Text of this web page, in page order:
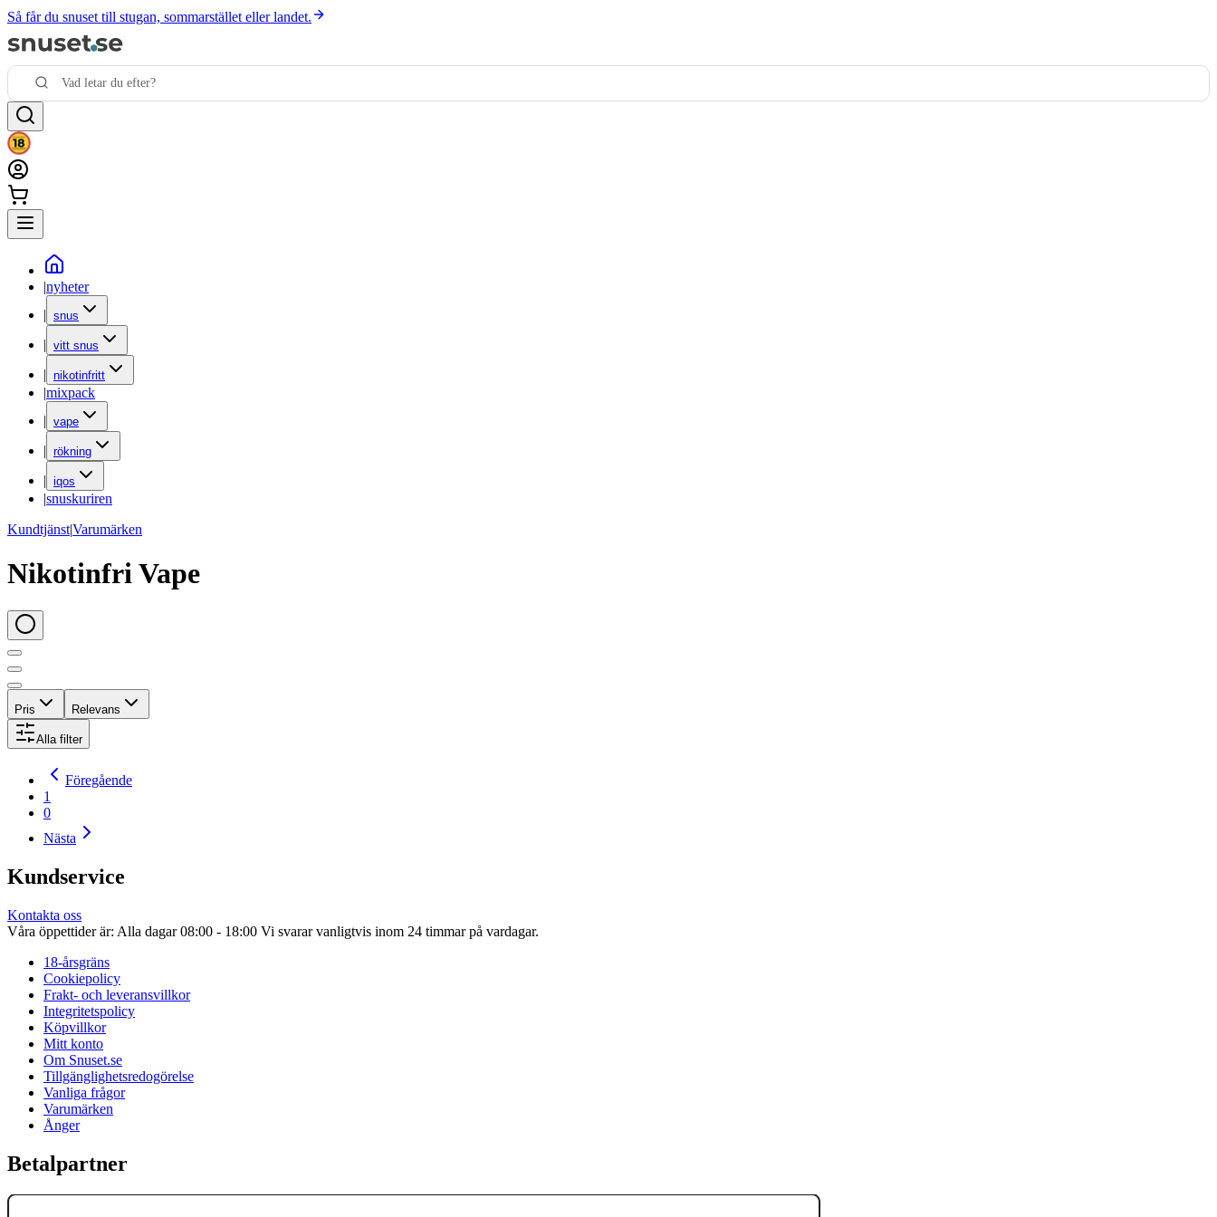
Så får du snuset till stugan, sommarstället eller landet.
|nyheter
| snus
| vitt snus
| nikotinfritt
|mixpack
| vape
| rökning
| iqos
|snuskuriren
Kundtjänst|Varumärken
Nikotinfri Vape
Pris Relevans
Alla filter
Föregående
1
0
Nästa
Kundservice
Kontakta oss
Våra öppettider är: Alla dagar 08:00 - 18:00 Vi svarar vanligtvis inom 24 timmar på vardagar.
18-årsgräns
Cookiepolicy
Frakt- och leveransvillkor
Integritetspolicy
Köpvillkor
Mitt konto
Om Snuset.se
Tillgänglighetsredogörelse
Vanliga frågor
Varumärken
Ånger
Betalpartner